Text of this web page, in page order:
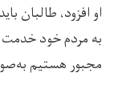
او افزود، طالبان
به مردم خود
مجبور هستیم